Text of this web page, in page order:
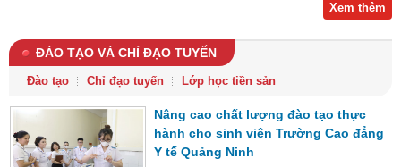
Xem thêm
ĐÀO TẠO VÀ CHỈ ĐẠO TUYẾN
Đào tạo Chỉ đạo tuyến Lớp học tiền sản
Nâng cao chất lượng đào tạo thực
hành cho sinh viên Trường Cao đẳng
Y tế Quảng Ninh